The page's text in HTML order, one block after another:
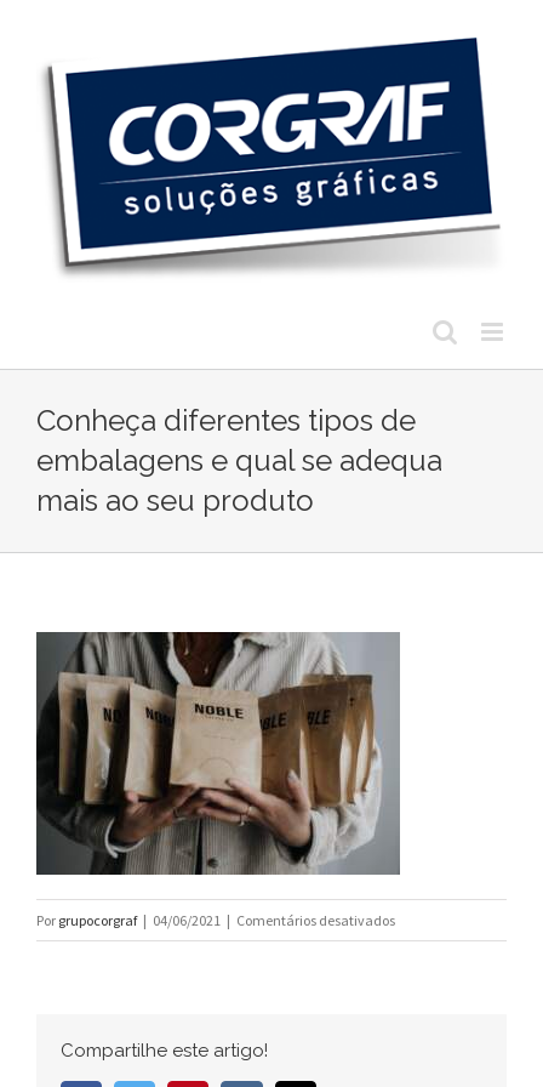
conteúdo
Conheça diferentes tipos de
embalagens e qual se adequa
mais ao seu produto
Por grupocorgraf | 04/06/2021 | Comentários desativadosem
Conheça
Compartilhe este artigo!